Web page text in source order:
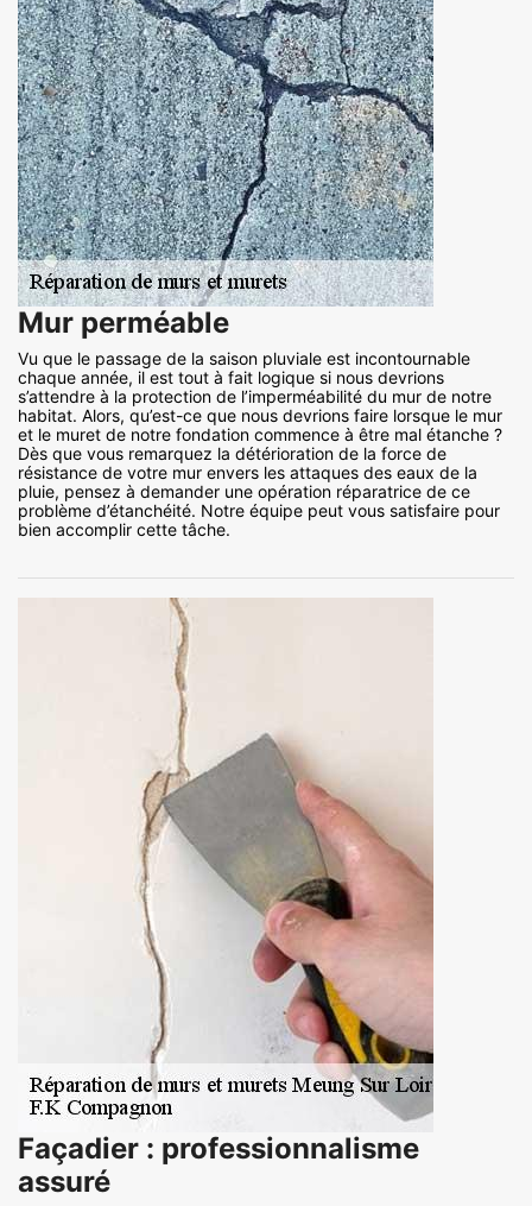
Mur perméable
Vu que le passage de la saison pluviale est incontournable
chaque année, il est tout à fait logique si nous devrions
s’attendre à la protection de l’imperméabilité du mur de notre
habitat. Alors, qu’est-ce que nous devrions faire lorsque le mur
et le muret de notre fondation commence à être mal étanche ?
Dès que vous remarquez la détérioration de la force de
résistance de votre mur envers les attaques des eaux de la
pluie, pensez à demander une opération réparatrice de ce
problème d’étanchéité. Notre équipe peut vous satisfaire pour
bien accomplir cette tâche.
Façadier : professionnalisme
assuré